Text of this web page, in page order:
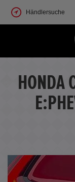
Händlersuche
HONDA